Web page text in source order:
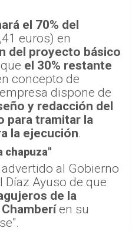
el 70% del
euros) en
del proyecto básico
el 30% restante
concepto de
dispone de
y redacción del
para tramitar la
la ejecución.
chapuza"
advertido al Gobierno
Ayuso de que
de la
en su